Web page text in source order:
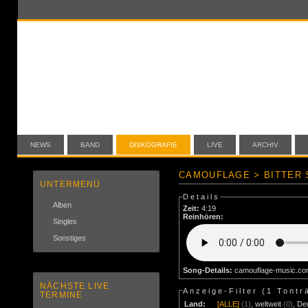
NEWS BAND DISKOGRAFIE LIVE ARCHIV
UNTERMENÜ
Alben
Singles
Sonstiges
NÄCHSTE LIVE
TERMINE
CAMOUFLAGE > BITTER
Details
Zeit: 4:19
Reinhören:
Song-Details: camouflage-
Anzeige-Filter ( 1
Land:
[ALLE] (1) ,weltweit (0)